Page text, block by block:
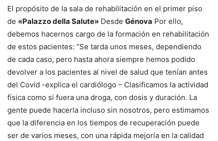
El propósito de la sala de rehabilitación en el primer piso
de «Palazzo della Salute» Desde Génova Por ello,
debemos hacernos cargo de la formación en rehabilitación
de estos pacientes: “Se tarda unos meses, dependiendo
de cada caso, pero hasta ahora siempre hemos podido
devolver a los pacientes al nivel de salud que tenían antes
del Covid -explica el cardiólogo – Clasificamos la actividad
física como si fuera una droga, con dosis y duración. La
gente puede hacerla incluso sin nosotros, pero estimamos
que la diferencia en los tiempos de recuperación puede
ser de varios meses, con una rápida mejoría en la calidad